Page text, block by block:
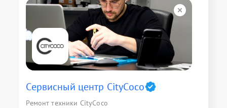
Сервисный центр CityCoco
Ремонт техники CityCoco